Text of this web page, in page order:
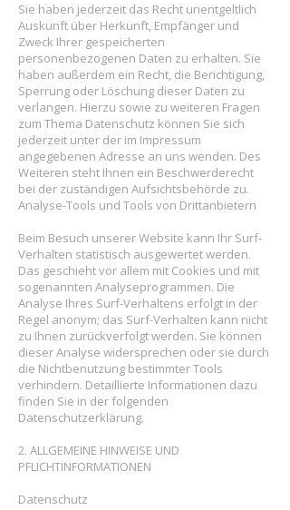
Sie haben jederzeit das Recht unentgeltlich
Auskunft über Herkunft, Empfänger und
Zweck Ihrer gespeicherten
personenbezogenen Daten zu erhalten. Sie
haben außerdem ein Recht, die Berichtigung,
Sperrung oder Löschung dieser Daten zu
verlangen. Hierzu sowie zu weiteren Fragen
zum Thema Datenschutz können Sie sich
jederzeit unter der im Impressum
angegebenen Adresse an uns wenden. Des
Weiteren steht Ihnen ein Beschwerderecht
bei der zuständigen Aufsichtsbehörde zu.
Analyse-Tools und Tools von Drittanbietern
Beim Besuch unserer Website kann Ihr Surf-
Verhalten statistisch ausgewertet werden.
Das geschieht vor allem mit Cookies und mit
sogenannten Analyseprogrammen. Die
Analyse Ihres Surf-Verhaltens erfolgt in der
Regel anonym; das Surf-Verhalten kann nicht
zu Ihnen zurückverfolgt werden. Sie können
dieser Analyse widersprechen oder sie durch
die Nichtbenutzung bestimmter Tools
verhindern. Detaillierte Informationen dazu
finden Sie in der folgenden
Datenschutzerklärung.
2. ALLGEMEINE HINWEISE UND
PFLICHTINFORMATIONEN
Datenschutz